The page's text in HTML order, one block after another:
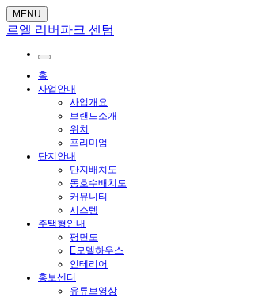
MENU
르엘 리버파크 센텀
홈
사업안내
사업개요
브랜드소개
위치
프리미엄
단지안내
단지배치도
동호수배치도
커뮤니티
시스템
주택형안내
평면도
E모델하우스
인테리어
홍보센터
유튜브영상